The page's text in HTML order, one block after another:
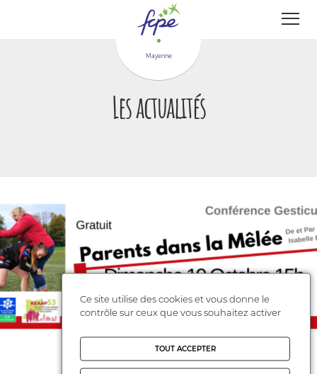
Mayenne
Les actualités
Panneau de gestion des cookies
Ce site utilise des cookies et vous donne le
contrôle sur ceux que vous souhaitez activer
TOUT ACCEPTER